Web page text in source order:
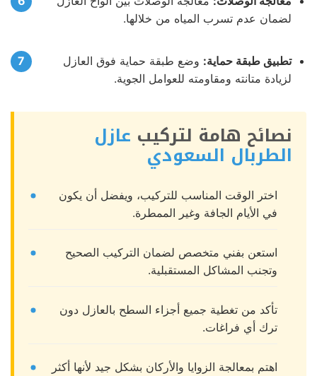
لضمان عدم تسرب المياه من خلالها.
تطبيق طبقة حماية: وضع طبقة حماية فوق العازل
لزيادة متانته ومقاومته للعوامل الجوية.
نصائح هامة لتركيب عازل
الطربال السعودي
اختر الوقت المناسب للتركيب، ويفضل أن يكون
في الأيام الجافة وغير الممطرة.
استعن بفني متخصص لضمان التركيب الصحيح
وتجنب المشاكل المستقبلية.
تأكد من تغطية جميع أجزاء السطح بالعازل دون
ترك أي فراغات.
اهتم بمعالجة الزوايا والأركان بشكل جيد لأنها أكثر